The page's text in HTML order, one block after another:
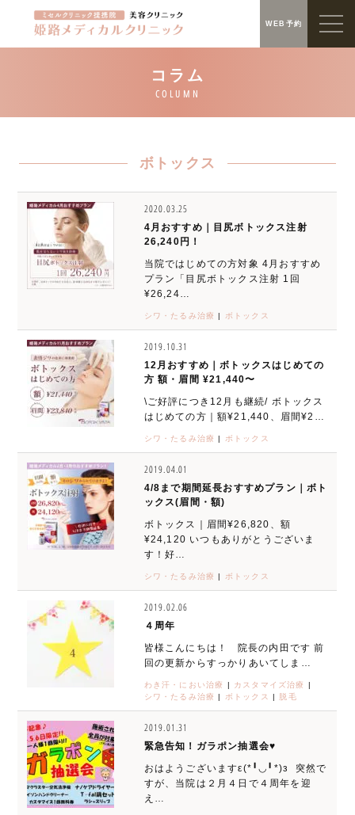
WEB予約
ボトックス
2020.03.25
4月おすすめ｜目尻ボトックス注射
26,240円！
当院ではじめての方対象 4月おすすめ
プラン「目尻ボトックス注射 1回
¥26,24…
シワ・たるみ治療 ボトックス
2019.10.31
12月おすすめ｜ボトックスはじめての
方 額・眉間 ¥21,440〜
\ご好評につき12月も継続/ ボトックス
はじめての方｜額¥21,440、眉間¥2…
シワ・たるみ治療 ボトックス
2019.04.01
4/8まで期間延長おすすめプラン｜ボト
ックス(眉間・額)
ボトックス｜眉間¥26,820、額
¥24,120 いつもありがとうございま
す！好…
シワ・たるみ治療 ボトックス
2019.02.06
４周年
皆様こんにちは！ 院長の内田です 前
回の更新からすっかりあいてしま…
わき汗・におい治療 カスタマイズ治療
シワ・たるみ治療
ボトックス 脱毛
2019.01.31
緊急告知！ガラポン抽選会♥
おはようございますε(*╹◡╹*)з 突然で
すが、当院は２月４日で４周年を迎
え…